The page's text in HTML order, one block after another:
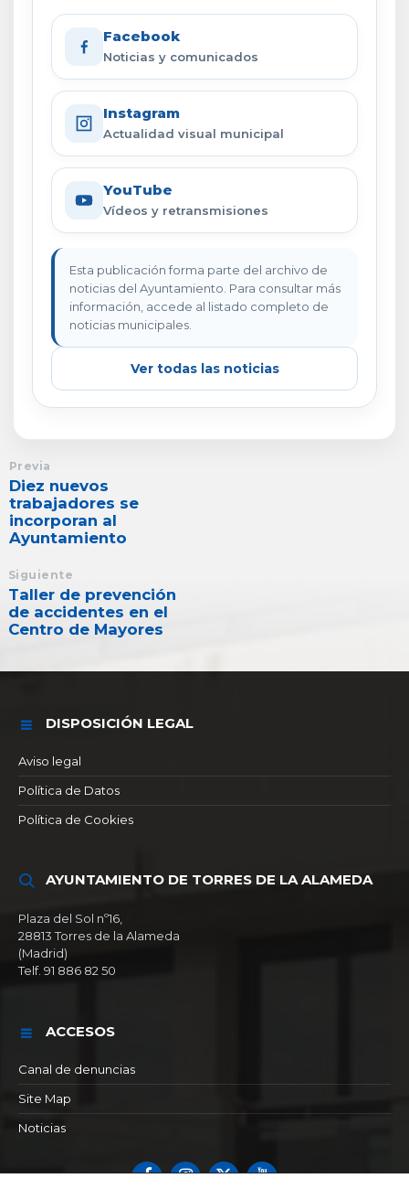
Facebook
Noticias y comunicados
Instagram
Actualidad visual municipal
YouTube
Vídeos y retransmisiones
Esta publicación forma parte del archivo de
noticias del Ayuntamiento. Para consultar más
información, accede al listado completo de
noticias municipales.
Ver todas las noticias
Previa
Diez nuevos
trabajadores se
incorporan al
Ayuntamiento
Siguiente
Taller de prevención
de accidentes en el
Centro de Mayores
DISPOSICIÓN LEGAL
Aviso legal
Política de Datos
Política de Cookies
AYUNTAMIENTO DE TORRES DE LA ALAMEDA
Plaza del Sol nº16,
28813 Torres de la Alameda
(Madrid)
Telf. 91 886 82 50
ACCESOS
Canal de denuncias
Site Map
Noticias
FacebookInstagram
X YouTube